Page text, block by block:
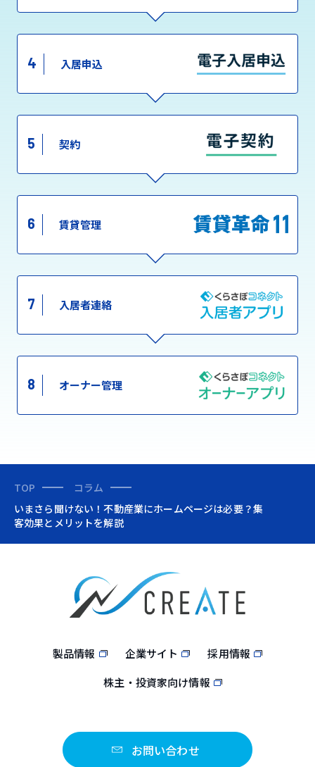
4 入居申込
5 契約
6 賃貸管理
7 入居者連絡
8 オーナー管理
TOP
コラム
いまさら聞けない！不動産業にホームページは必要？集
客効果とメリットを解説
製品情報 企業サイト
採用情報
株主・投資家向け情報
お問い合わせ